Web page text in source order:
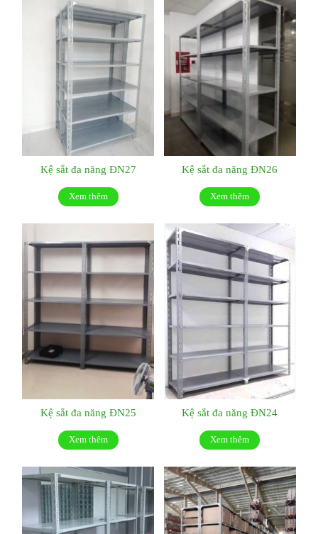
Kệ sắt đa năng ĐN27
Xem thêm
Kệ sắt đa năng ĐN26
Xem thêm
Kệ sắt đa năng ĐN25
Xem thêm
Kệ sắt đa năng ĐN24
Xem thêm